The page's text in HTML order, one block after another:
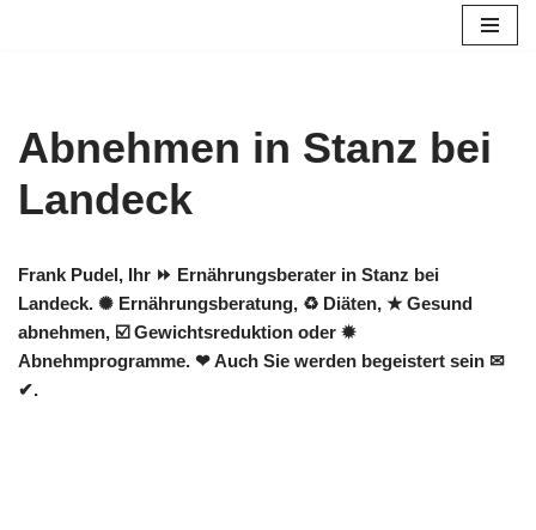
Abnehmen in Stanz bei
Landeck
Frank Pudel, Ihr ⏩ Ernährungsberater in Stanz bei
Landeck. ✺ Ernährungsberatung, ♻ Diäten, ★ Gesund
abnehmen, ☑️ Gewichtsreduktion oder ✹
Abnehmprogramme. ❤ Auch Sie werden begeistert sein ✉
✔.